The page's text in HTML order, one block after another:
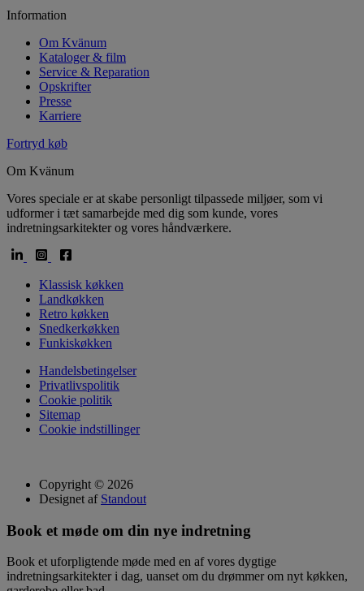
Information
Om Kvänum
Kataloger & film
Service & Reparation
Opskrifter
Presse
Karriere
Fortryd køb
Om Kvänum
Vores speciale er at skabe personligt tilpassede miljøer, som vi
udformer i tæt samarbejde med dig som kunde, vores
indretningsarkitekter og vores håndværkere.
Klassisk køkken
Landkøkken
Retro køkken
Snedkerkøkken
Funkiskøkken
Handelsbetingelser
Privatlivspolitik
Cookie politik
Sitemap
Cookie indstillinger
Copyright © 2026
Designet af Standout
Book et møde om din nye indretning
Book et uforpligtende møde med en af vores dygtige
indretningsarkitekter i dag, uanset om du drømmer om nyt køkken,